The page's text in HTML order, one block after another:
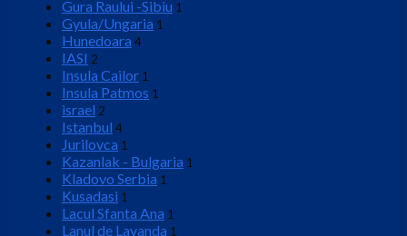
Gura Raului -Sibiu 1
Gyula/Ungaria 1
Hunedoara 4
IASI 2
Insula Cailor 1
Insula Patmos 1
israel 2
Istanbul 4
Jurilovca 1
Kazanlak - Bulgaria 1
Kladovo Serbia 1
Kusadasi 1
Lacul Sfanta Ana 1
Lanul de Lavanda 1